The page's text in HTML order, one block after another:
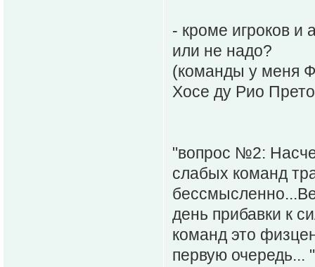
- кроме игроков
или не надо?
(команды у меня
Хосе ду Рио
"вопрос №2:
слабых команд
день прибавки к
команд это
первую очередь... "